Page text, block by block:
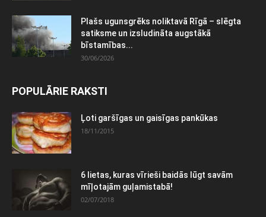
Plašs ugunsgrēks noliktavā Rīgā – slēgta
satiksme un izsludināta augstākā
bīstamības...
30/06/2026
POPULĀRIE RAKSTI
Ļoti garšīgas un gaisīgas pankūkas
18/11/2015
6 lietas, kuras vīrieši baidās lūgt savām
mīļotajām guļamistabā!
02/07/2018